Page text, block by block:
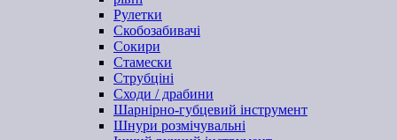
Рулетки
Скобозабивачі
Сокири
Стамески
Струбціні
Сходи / драбини
Шарнірно-губцевий інструмент
Шнури розмічувальні